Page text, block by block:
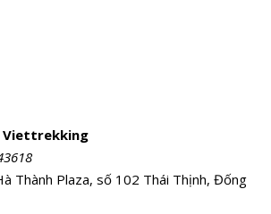
Viettrekking
Thành Plaza, số 102 Thái Thịnh, Đống